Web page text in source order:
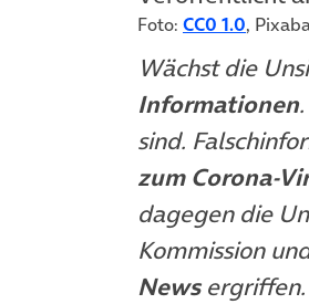
Foto: CC0 1.0,
Wächst die
Informationen
sind.
zum Corona-
dagegen die
Kommission
Newsergriffen.